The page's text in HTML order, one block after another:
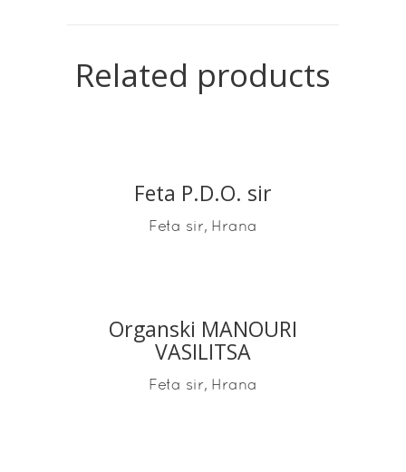
Related products
READ MORE
Feta P.D.O. sir
Feta sir, Hrana
READ MORE
Organski MANOURI
VASILITSA
Feta sir, Hrana